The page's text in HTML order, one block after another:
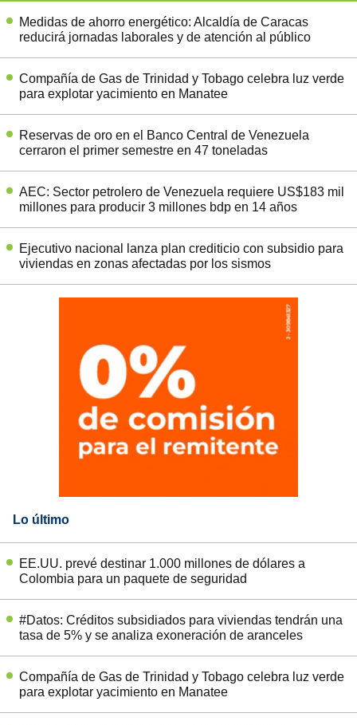
Medidas de ahorro energético: Alcaldía de Caracas
reducirá jornadas laborales y de atención al público
Compañía de Gas de Trinidad y Tobago celebra luz verde
para explotar yacimiento en Manatee
Reservas de oro en el Banco Central de Venezuela
cerraron el primer semestre en 47 toneladas
AEC: Sector petrolero de Venezuela requiere US$183 mil
millones para producir 3 millones bdp en 14 años
Ejecutivo nacional lanza plan crediticio con subsidio para
viviendas en zonas afectadas por los sismos
Lo último
EE.UU. prevé destinar 1.000 millones de dólares a
Colombia para un paquete de seguridad
#Datos: Créditos subsidiados para viviendas tendrán una
tasa de 5% y se analiza exoneración de aranceles
Compañía de Gas de Trinidad y Tobago celebra luz verde
para explotar yacimiento en Manatee